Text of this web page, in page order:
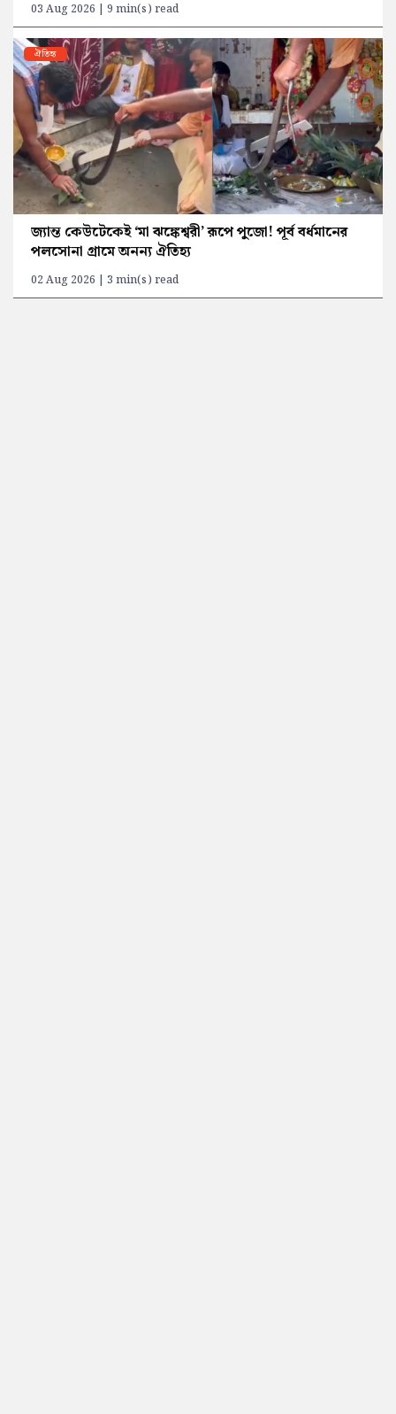
03 Aug 2026 | 9 min(s) read
ঐতিহ্য
জ্যান্ত কেউটেকেই ‘মা ঝঙ্কেশ্বরী’ রূপে পুজো! পূর্ব বর্ধমানের
পলসোনা গ্রামে অনন্য ঐতিহ্য
02 Aug 2026 | 3 min(s) read